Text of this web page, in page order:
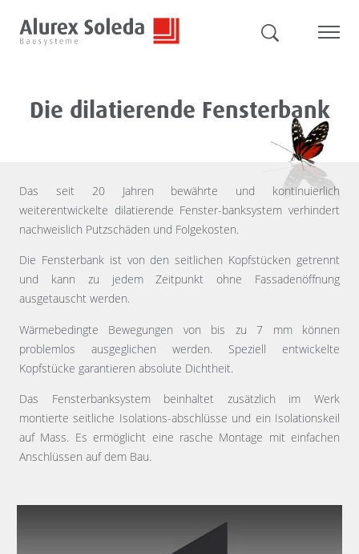
Die dilatierende Fensterbank
Das seit 20 Jahren bewährte und kontinuierlich
weiterentwickelte dilatierende Fenster-banksystem verhindert
nachweislich Putzschäden und Folgekosten.
Die Fensterbank ist von den seitlichen Kopfstücken getrennt
und kann zu jedem Zeitpunkt ohne Fassadenöffnung
ausgetauscht werden.
Wärmebedingte Bewegungen von bis zu 7 mm können
problemlos ausgeglichen werden. Speziell entwickelte
Kopfstücke garantieren absolute Dichtheit.
Das Fensterbanksystem beinhaltet zusätzlich im Werk
montierte seitliche Isolations-abschlüsse und ein Isolationskeil
auf Mass. Es ermöglicht eine rasche Montage mit einfachen
Anschlüssen auf dem Bau.